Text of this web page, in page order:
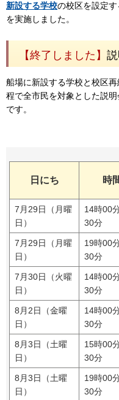
新設する学校の校区を設定
を実施しました。
【終了しました】
船場に新設する学校と校区
程で全市民を対象とした説
です。
日にち 時
7月29日（月曜
日）
14時00
30分
7月29日（月曜
日）
19時00
30分
7月30日（火曜
日）
14時00
30分
8月2日（金曜
日）
14時00
30分
8月3日（土曜
日）
15時00
30分
8月3日（土曜
日）
19時00
30分